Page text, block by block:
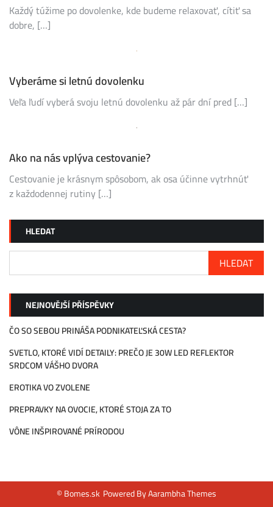
Každý túžime po dovolenke, kde budeme relaxovať, cítiť sa
dobre, […]
Vyberáme si letnú dovolenku
Veľa ľudí vyberá svoju letnú dovolenku až pár dní pred […]
Ako na nás vplýva cestovanie?
Cestovanie je krásnym spôsobom, ak osa účinne vytrhnúť
z každodennej rutiny […]
HLEDAT
HLEDAT
NEJNOVĚJŠÍ PŘÍSPĚVKY
ČO SO SEBOU PRINÁŠA PODNIKATEĽSKÁ CESTA?
SVETLO, KTORÉ VIDÍ DETAILY: PREČO JE 30W LED REFLEKTOR
SRDCOM VÁŠHO DVORA
EROTIKA VO ZVOLENE
PREPRAVKY NA OVOCIE, KTORÉ STOJA ZA TO
VÔNE INŠPIROVANÉ PRÍRODOU
© Bomes.sk Powered ByAarambha Themes